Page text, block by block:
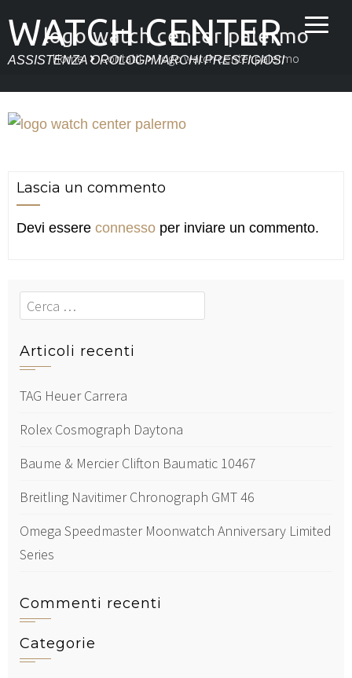
WATCH CENTER
ASSISTENZA OROLOGI MARCHI PRESTIGIOSI
logo watch center palermo
Home Contatti logo watch center palermo
Lascia un commento
Devi essere connesso per inviare un commento.
Cerca
Articoli recenti
TAG Heuer Carrera
Rolex Cosmograph Daytona
Baume & Mercier Clifton Baumatic 10467
Breitling Navitimer Chronograph GMT 46
Omega Speedmaster Moonwatch Anniversary Limited
Series
Commenti recenti
Categorie